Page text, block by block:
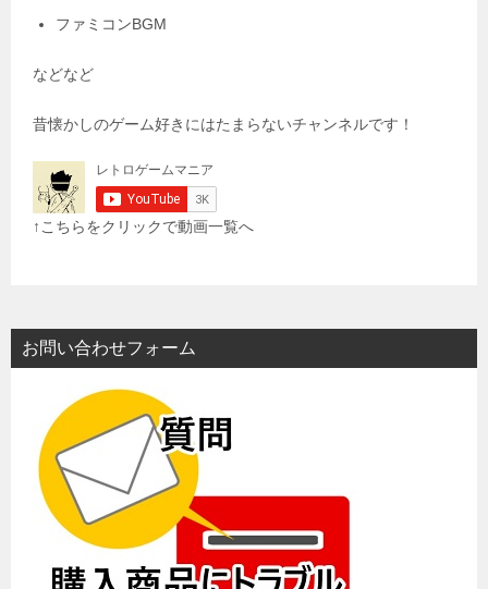
ファミコンBGM
などなど
昔懐かしのゲーム好きにはたまらないチャンネルです！
↑こちらをクリックで動画一覧へ
お問い合わせフォーム